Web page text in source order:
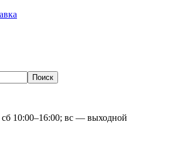
10:00–16:00; вс — выходной